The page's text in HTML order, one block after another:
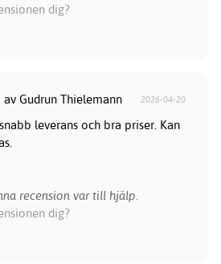
dig?
Gudrun Thielemann 2026-04-20
leverans och bra priser. Kan
recension var till hjälp.
dig?